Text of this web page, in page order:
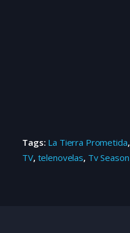
Tags: La Tierra Prometida,
TV, telenovelas, Tv Season